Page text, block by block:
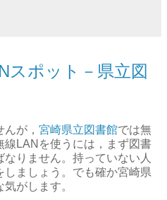
スポット－県立図
が， 宮崎県立図書館では無
LANを使うには，まず図書
りません。持っていない人
ましょう。でも確か宮崎県
がします。